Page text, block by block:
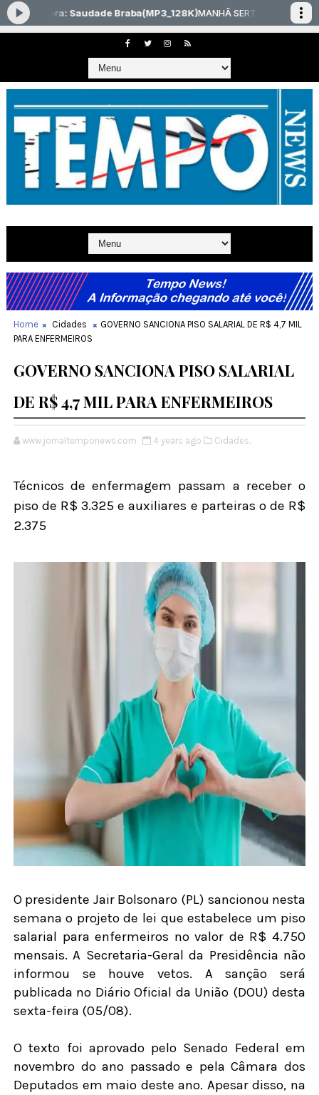
Home Cidades
GOVERNO SANCIONA PISO SALARIAL DE R$ 4,7 MIL
PARA ENFERMEIROS
GOVERNO SANCIONA PISO SALARIAL
DE R$ 4,7 MIL PARA ENFERMEIROS
www.jornaltemponews.com 4 years ago Cidades,
Técnicos de enfermagem passam a receber o
piso de R$ 3.325 e auxiliares e parteiras o de R$
2.375
O presidente Jair Bolsonaro (PL) sancionou nesta
semana o projeto de lei que estabelece um piso
salarial para enfermeiros no valor de R$ 4.750
mensais. A Secretaria-Geral da Presidência não
informou se houve vetos. A sanção será
publicada no Diário Oficial da União (DOU) desta
sexta-feira (05/08).
O texto foi aprovado pelo Senado Federal em
novembro do ano passado e pela Câmara dos
Deputados em maio deste ano. Apesar disso, na